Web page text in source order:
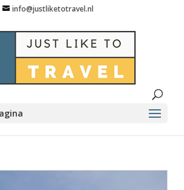
info@justliketotravel.nl